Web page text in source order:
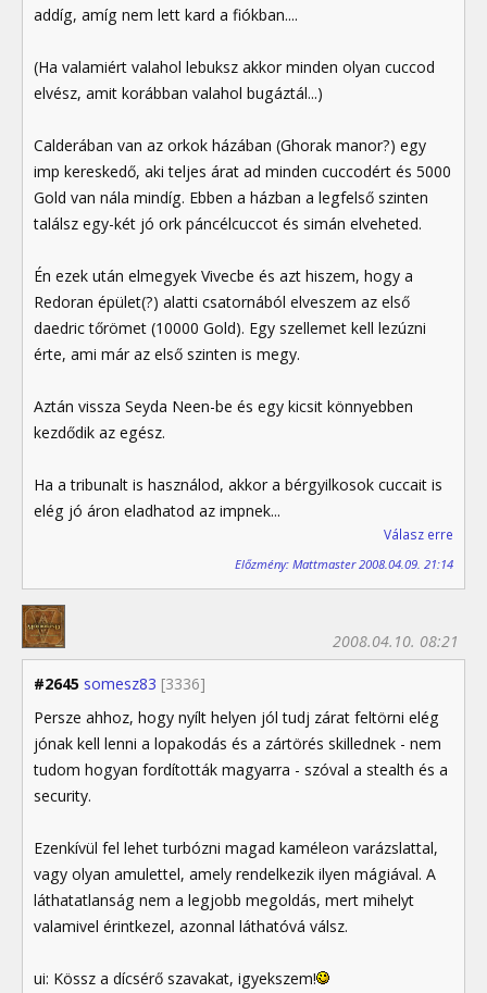
addíg, amíg nem lett kard a fiókban....
(Ha valamiért valahol lebuksz akkor minden olyan cuccod
elvész, amit korábban valahol bugáztál...)
Calderában van az orkok házában (Ghorak manor?) egy
imp kereskedő, aki teljes árat ad minden cuccodért és 5000
Gold van nála mindíg. Ebben a házban a legfelső szinten
találsz egy-két jó ork páncélcuccot és simán elveheted.
Én ezek után elmegyek Vivecbe és azt hiszem, hogy a
Redoran épület(?) alatti csatornából elveszem az első
daedric tőrömet (10000 Gold). Egy szellemet kell lezúzni
érte, ami már az első szinten is megy.
Aztán vissza Seyda Neen-be és egy kicsit könnyebben
kezdődik az egész.
Ha a tribunalt is használod, akkor a bérgyilkosok cuccait is
elég jó áron eladhatod az impnek...
Válasz erre
Előzmény: Mattmaster 2008.04.09. 21:14
#2645 somesz83 [3336]
2008.04.10. 08:21
Persze ahhoz, hogy nyílt helyen jól tudj zárat feltörni elég
jónak kell lenni a lopakodás és a zártörés skillednek - nem
tudom hogyan fordították magyarra - szóval a stealth és a
security.
Ezenkívül fel lehet turbózni magad kaméleon varázslattal,
vagy olyan amulettel, amely rendelkezik ilyen mágiával. A
láthatatlanság nem a legjobb megoldás, mert mihelyt
valamivel érintkezel, azonnal láthatóvá válsz.
ui: Kössz a dícsérő szavakat, igyekszem!